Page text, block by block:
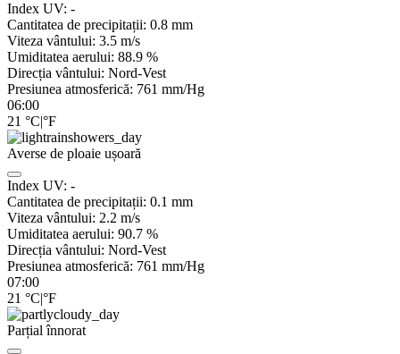
Index UV: -
Cantitatea de precipitații: 0.8 mm
Viteza vântului: 3.5 m/s
Umiditatea aerului: 88.9 %
Direcția vântului: Nord-Vest
Presiunea atmosferică: 761 mm/Hg
06:00
21 °C|°F
Averse de ploaie ușoară
Index UV: -
Cantitatea de precipitații: 0.1 mm
Viteza vântului: 2.2 m/s
Umiditatea aerului: 90.7 %
Direcția vântului: Nord-Vest
Presiunea atmosferică: 761 mm/Hg
07:00
21 °C|°F
Parțial înnorat